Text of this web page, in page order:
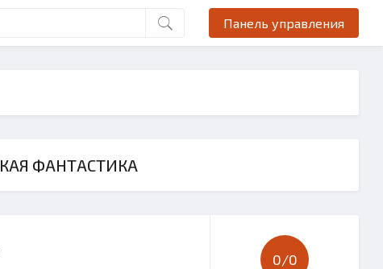
Панель управления
ФАНТАСТИКА
0/0